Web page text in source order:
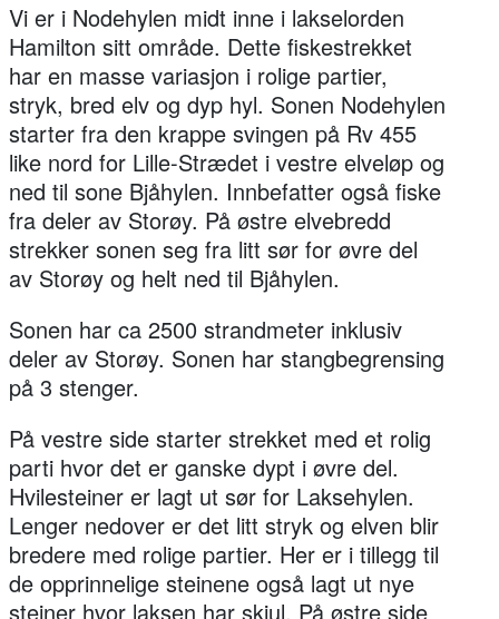
Vi er i Nodehylen midt inne i lakselorden
Hamilton sitt område. Dette fiskestrekket
har en masse variasjon i rolige partier,
stryk, bred elv og dyp hyl. Sonen Nodehylen
starter fra den krappe svingen på Rv 455
like nord for Lille-Strædet i vestre elveløp og
ned til sone Bjåhylen. Innbefatter også fiske
fra deler av Storøy. På østre elvebredd
strekker sonen seg fra litt sør for øvre del
av Storøy og helt ned til Bjåhylen.
Sonen har ca 2500 strandmeter inklusiv
deler av Storøy. Sonen har stangbegrensing
på 3 stenger.
På vestre side starter strekket med et rolig
parti hvor det er ganske dypt i øvre del.
Hvilesteiner er lagt ut sør for Laksehylen.
Lenger nedover er det litt stryk og elven blir
bredere med rolige partier. Her er i tillegg til
de opprinnelige steinene også lagt ut nye
steiner hvor laksen har skjul. På østre side